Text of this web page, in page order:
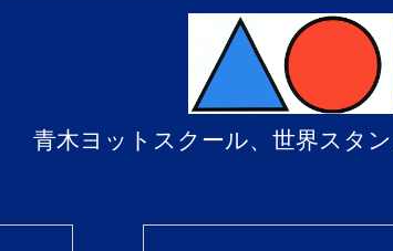
青木ヨットスクール、世界スタ